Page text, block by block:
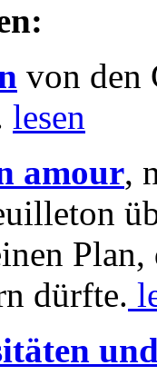
von den
lesen
amour,
Plan,
dürfte.